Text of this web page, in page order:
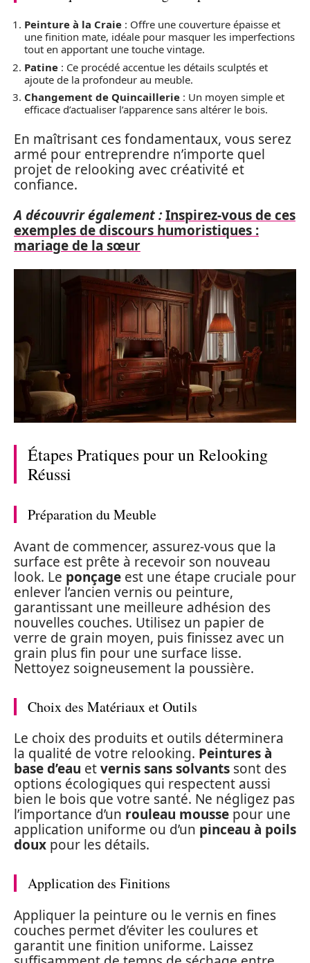
Peinture à la Craie : Offre une couverture épaisse et
une finition mate, idéale pour masquer les imperfections
tout en apportant une touche vintage.
Patine : Ce procédé accentue les détails sculptés et
ajoute de la profondeur au meuble.
Changement de Quincaillerie : Un moyen simple et
efficace d’actualiser l’apparence sans altérer le bois.
En maîtrisant ces fondamentaux, vous serez
armé pour entreprendre n’importe quel
projet de relooking avec créativité et
confiance.
A découvrir également :Inspirez-vous de ces
exemples de discours humoristiques :
mariage de la sœur
Étapes Pratiques pour un Relooking
Réussi
Préparation du Meuble
Avant de commencer, assurez-vous que la
surface est prête à recevoir son nouveau
look. Le ponçage est une étape cruciale pour
enlever l’ancien vernis ou peinture,
garantissant une meilleure adhésion des
nouvelles couches. Utilisez un papier de
verre de grain moyen, puis finissez avec un
grain plus fin pour une surface lisse.
Nettoyez soigneusement la poussière.
Choix des Matériaux et Outils
Le choix des produits et outils déterminera
la qualité de votre relooking. Peintures à
base d’eau etvernis sans solvants sont des
options écologiques qui respectent aussi
bien le bois que votre santé. Ne négligez pas
l’importance d’un rouleau mousse pour une
application uniforme ou d’un pinceau à poils
doux pour les détails.
Application des Finitions
Appliquer la peinture ou le vernis en fines
couches permet d’éviter les coulures et
garantit une finition uniforme. Laissez